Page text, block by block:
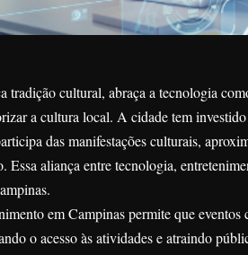
tradição cultural, abraça a tecnologia
a cultura local. A cidade tem
das manifestações culturais,
Essa aliança entre tecnologia,
em Campinas permite que eventos
o acesso às atividades e atraindo